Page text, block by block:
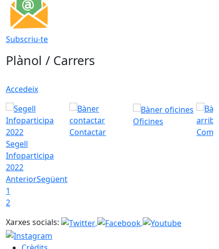
Subscriu-te
Plànol / Carrers
Accedeix
Segell
Infoparticipa
2022
Contactar
Oficines
Com
AnteriorSegüent
1
2
Xarxes socials: